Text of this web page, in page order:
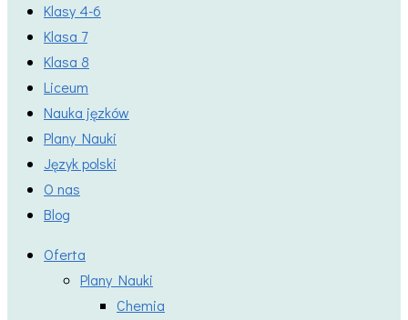
Klasy 4-6
Klasa 7
Klasa 8
Liceum
Nauka jęzków
Plany Nauki
Język polski
O nas
Blog
Oferta
Plany Nauki
Chemia